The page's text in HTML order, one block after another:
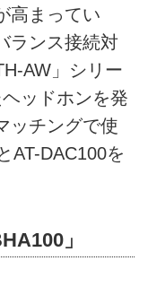
高まってい
ランス接続対
AW」シリー
ッドホンを発
ッチングで使
AT-DAC100を
」